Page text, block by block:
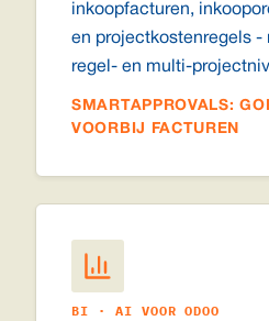
inkoopfacturen,
en projectkostenregels -
regel- en multi-
SMARTAPPROVALS:
VOORBIJ FACTUREN
BI · AI VOOR ODOO